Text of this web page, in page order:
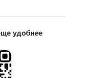
удобнее